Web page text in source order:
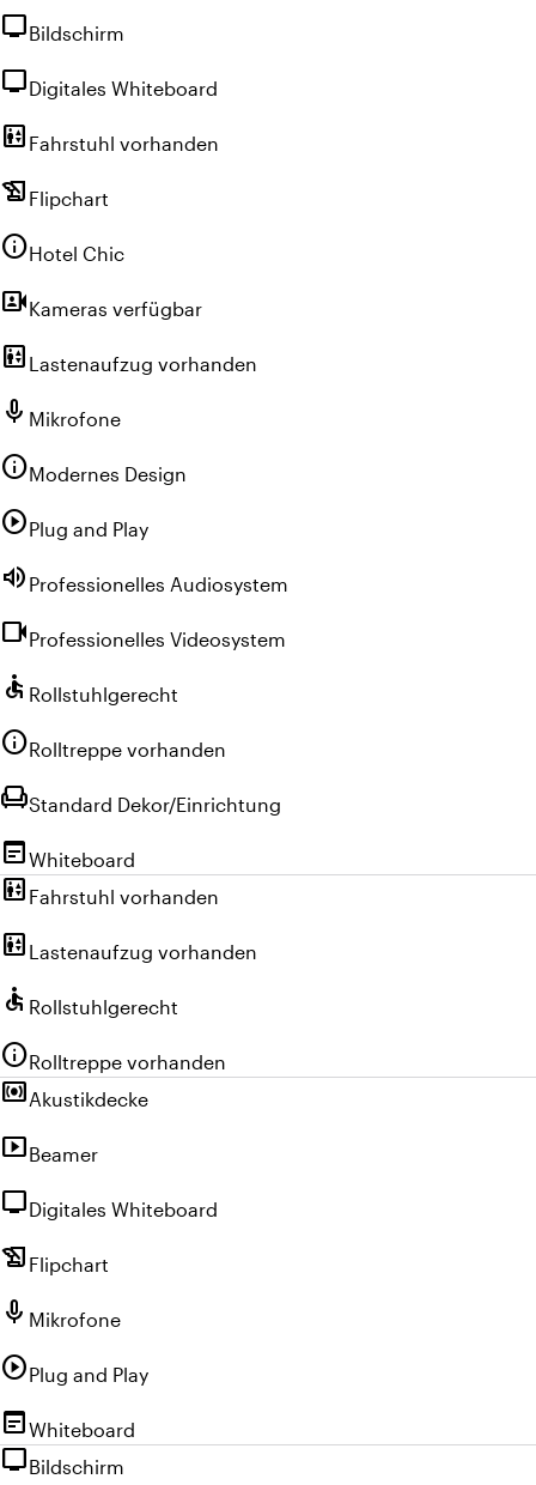
tvBildschirm
tvDigitales Whiteboard
elevator Fahrstuhl vorhanden
history_edu Flipchart
infoHotel Chic
video_camera_frontKameras verfügbar
elevator Lastenaufzug vorhanden
mic Mikrofone
infoModernes Design
play_circlePlug and Play
volume_up Professionelles Audiosystem
videocamProfessionelles Videosystem
accessible Rollstuhlgerecht
infoRolltreppe vorhanden
chairStandard Dekor/Einrichtung
wysiwygWhiteboard
elevator Fahrstuhl vorhanden
elevator Lastenaufzug vorhanden
accessible Rollstuhlgerecht
infoRolltreppe vorhanden
surround_soundAkustikdecke
smart_displayBeamer
tvDigitales Whiteboard
history_edu Flipchart
mic Mikrofone
play_circlePlug and Play
wysiwygWhiteboard
tvBildschirm